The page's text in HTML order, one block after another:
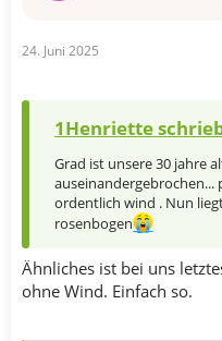
:
24. Juni 2025
1Henriette
Grad ist unsere 30 jahre
auseinandergebrochen...
ordentlich wind . Nun
rosenbogen
Ähnliches ist bei uns
ohne Wind. Einfach so.